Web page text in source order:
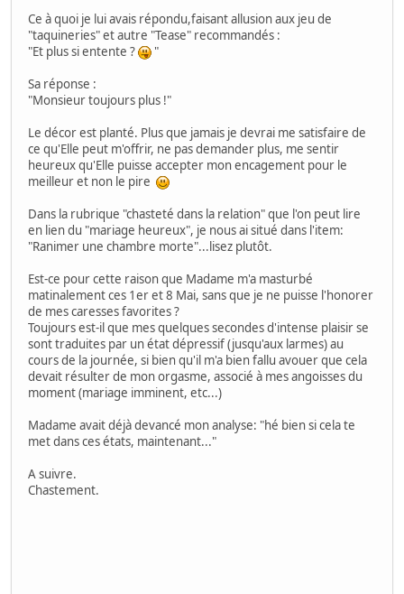
Ce à quoi je lui avais répondu,faisant allusion aux jeu de
"taquineries" et autre "Tease" recommandés :
"Et plus si entente ?
"
Sa réponse :
"Monsieur toujours plus !"
Le décor est planté. Plus que jamais je devrai me satisfaire de
ce qu'Elle peut m'offrir, ne pas demander plus, me sentir
heureux qu'Elle puisse accepter mon encagement pour le
meilleur et non le pire
Dans la rubrique "chasteté dans la relation" que l'on peut lire
en lien du "mariage heureux", je nous ai situé dans l'item:
"Ranimer une chambre morte"...lisez plutôt.
Est-ce pour cette raison que Madame m'a masturbé
matinalement ces 1er et 8 Mai, sans que je ne puisse l'honorer
de mes caresses favorites ?
Toujours est-il que mes quelques secondes d'intense plaisir se
sont traduites par un état dépressif (jusqu'aux larmes) au
cours de la journée, si bien qu'il m'a bien fallu avouer que cela
devait résulter de mon orgasme, associé à mes angoisses du
moment (mariage imminent, etc...)
Madame avait déjà devancé mon analyse: "hé bien si cela te
met dans ces états, maintenant..."
A suivre.
Chastement.